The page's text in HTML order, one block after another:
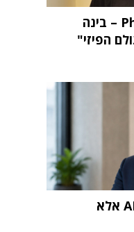
"העתיד הוא Physical AI – בינה
הפיזי"
"האתגר הגדול אינו ה-AI אלא